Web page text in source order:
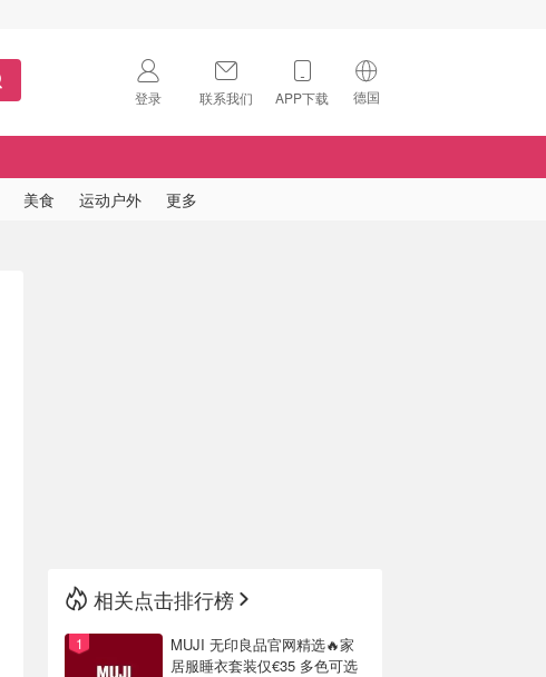
登录 联系我们 APP下载 德国
🇺🇸
美食 运动户外 更多
相关点击排行榜
MUJI 无印良品官网精选🔥家
居服睡衣套装仅€35 多色可选